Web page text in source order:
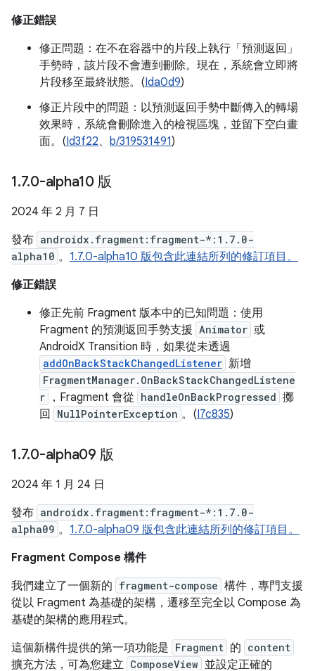
修正錯誤
修正問題：在不在容器中的片段上執行「預測返回」
手勢時，該片段不會遭到刪除。現在，系統會立即將
片段移至最終狀態。(Ida0d9)
修正片段中的問題：以預測返回手勢中斷傳入的轉場
效果時，系統會刪除進入的檢視區塊，並留下空白畫
面。(Id3f22、 b/319531491)
1.7.0-alpha10 版
2024 年 2 月 7 日
發布 androidx.fragment:fragment-*:1.7.0-
alpha10 。 1.7.0-alpha10 版包含此連結所列的修訂項目。
修正錯誤
修正先前 Fragment 版本中的已知問題：使用
Fragment 的預測返回手勢支援 Animator 或
AndroidX Transition 時，如果從未透過
addOnBackStackChangedListener 新增
FragmentManager.OnBackStackChangedListene
r
，Fragment 會從 handleOnBackProgressed 擲
回
NullPointerException 。(I7c835)
1.7.0-alpha09 版
2024 年 1 月 24 日
發布 androidx.fragment:fragment-*:1.7.0-
alpha09 。 1.7.0-alpha09 版包含此連結所列的修訂項目。
Fragment Compose 構件
我們建立了一個新的 fragment-compose 構件，專門支援
從以 Fragment 為基礎的架構，遷移至完全以 Compose 為
基礎的架構的應用程式。
這個新構件提供的第一項功能是 Fragment 的 content
擴充方法，可為您建立 ComposeView 並設定正確的